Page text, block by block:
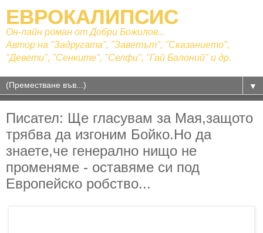
ЕВРОКАЛИПСИС
Он-лайн роман от Добри Божилов...
Автор на "Задругата", "Заветът", "Сказанието",
"Девети", "Сенките", "Селфи", "Гай Балоний" и др.
▼
Писател: Ще гласувам за Мая,защото
трябва да изгоним Бойко.Но да
знаете,че генерално нищо не
променяме - оставяме си под
Европейско робство...